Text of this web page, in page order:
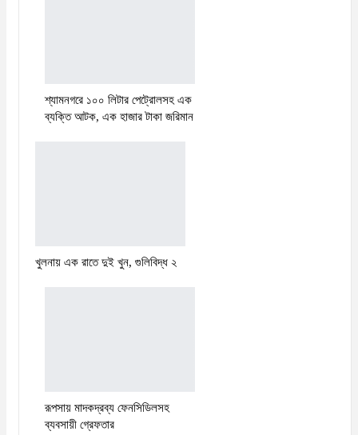
শ্যামনগরে ১০০ লিটার পেট্রোলসহ এক
ব্যক্তি আটক, এক হাজার টাকা জরিমান
খুলনায় এক রাতে দুই খুন, গুলিবিদ্ধ ২
রূপসায় মাদকদ্রব্য ফেনসিডিলসহ
ব্যবসায়ী গ্রেফতার